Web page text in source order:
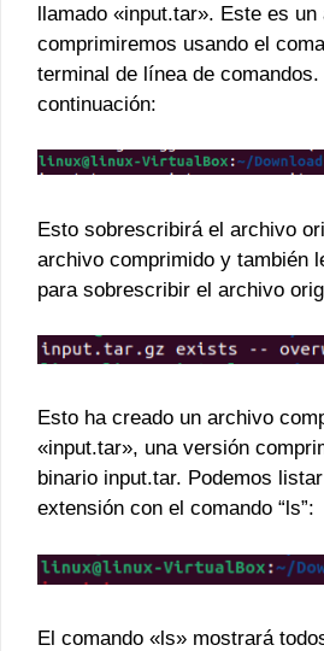
llamado «input.tar». Este es
comprimiremos usando el
terminal de línea de
continuación:
Esto sobrescribirá el archivo
archivo comprimido y también
para sobrescribir el archivo
Esto ha creado un archivo
«input.tar», una versión
binario input.tar. Podemos
extensión con el comando “ls”:
El comando «ls» mostrará